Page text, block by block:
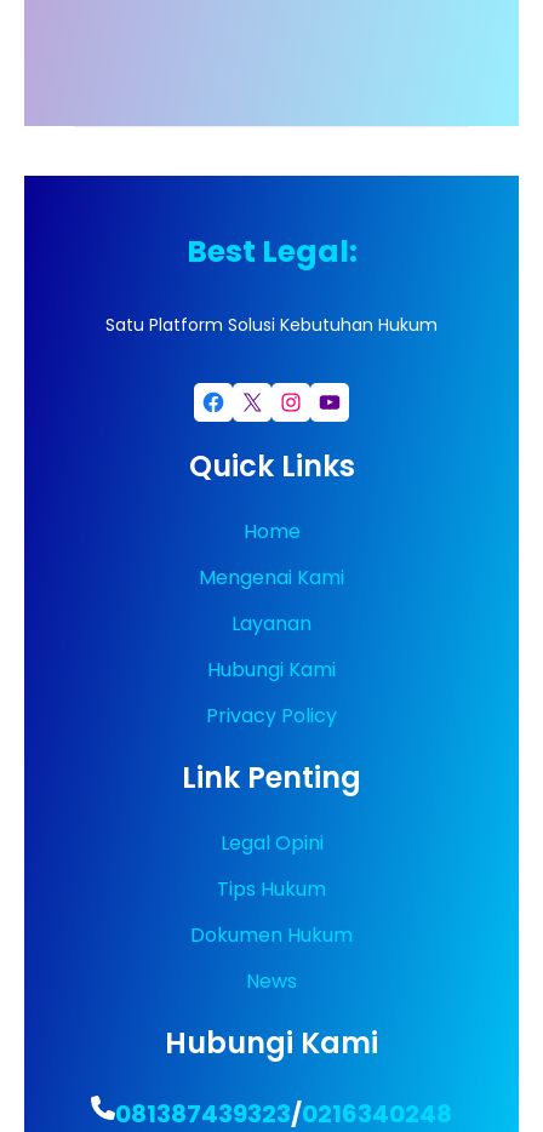
Best Legal:
Satu Platform Solusi Kebutuhan Hukum
Facebook X Instagram YouTube
Quick Links
Home
Mengenai Kami
Layanan
Hubungi Kami
Privacy Policy
Link Penting
Legal Opini
Tips Hukum
Dokumen Hukum
News
Hubungi Kami
081387439323/0216340248